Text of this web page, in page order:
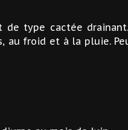
type cactée
au froid et à la pluie.